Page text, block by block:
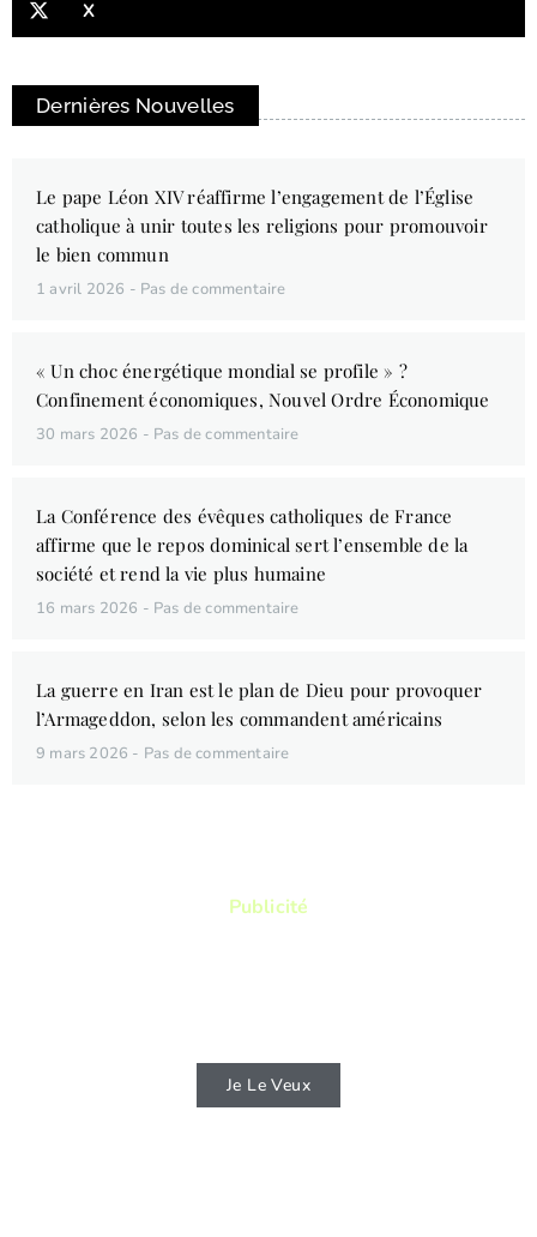
X
Dernières Nouvelles
Le pape Léon XIV réaffirme l’engagement de l’Église
catholique à unir toutes les religions pour promouvoir
le bien commun
1 avril 2026 Pas de commentaire
« Un choc énergétique mondial se profile » ?
Confinement économiques, Nouvel Ordre Économique
30 mars 2026 Pas de commentaire
La Conférence des évêques catholiques de France
affirme que le repos dominical sert l’ensemble de la
société et rend la vie plus humaine
16 mars 2026 Pas de commentaire
La guerre en Iran est le plan de Dieu pour provoquer
l’Armageddon, selon les commandent américains
9 mars 2026 Pas de commentaire
Publicité
Je Le Veux